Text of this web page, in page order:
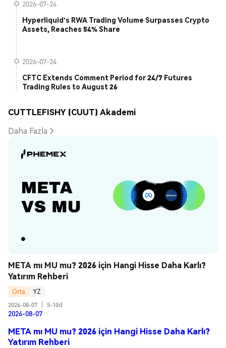
2026-07-24
Hyperliquid's RWA Trading Volume Surpasses Crypto
Assets, Reaches 54% Share
2026-07-24
CFTC Extends Comment Period for 24/7 Futures
Trading Rules to August 26
CUTTLEFISHY (CUUT) Akademi
Daha Fazla
META mı MU mu? 2026 için Hangi Hisse Daha Karlı?
Yatırım Rehberi
Orta
YZ
2026-08-07
5-10d
2026-08-07
META mı MU mu? 2026 için Hangi Hisse Daha Karlı?
Yatırım Rehberi